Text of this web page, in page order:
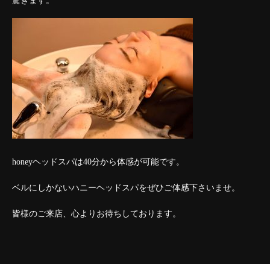
honeyヘッドスパは40分から体感が可能です。
ベルにしかないハニーヘッドスパをぜひご体感下さいませ。
皆様のご来店、心よりお待ちしております。